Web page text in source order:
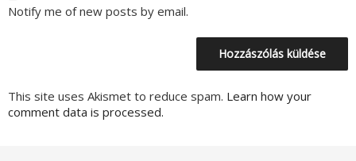
Notify me of new posts by email.
This site uses Akismet to reduce spam. Learn how your
comment data is processed.